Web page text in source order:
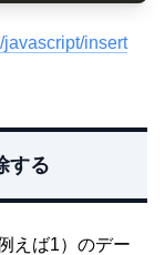
javascript/insert
する
えば1）のデー